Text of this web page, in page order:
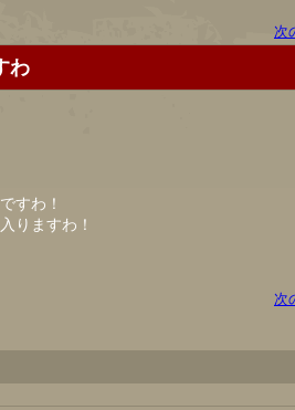
次
わ
すわ！
りますわ！
次